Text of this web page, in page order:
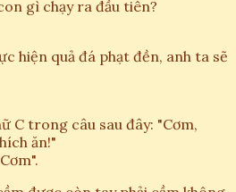
gì chạy ra đầu tiên?
hiện quả đá phạt đền, anh ta sẽ
C trong câu sau đây: "Cơm,
ăn!"